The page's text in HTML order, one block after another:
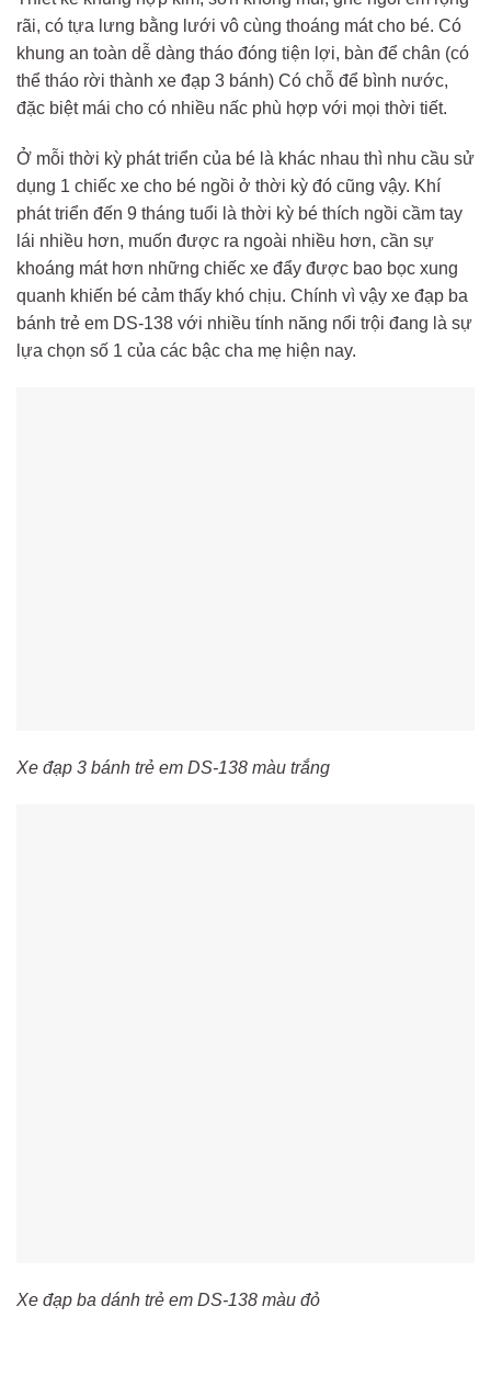
rãi, có tựa lưng bằng lưới vô cùng thoáng mát cho bé. Có
khung an toàn dễ dàng tháo đóng tiện lợi, bàn để chân (có
thể tháo rời thành xe đạp 3 bánh) Có chỗ để bình nước,
đặc biệt mái cho có nhiều nấc phù hợp với mọi thời tiết.
Ở mỗi thời kỳ phát triển của bé là khác nhau thì nhu cầu sử
dụng 1 chiếc xe cho bé ngồi ở thời kỳ đó cũng vậy. Khí
phát triển đến 9 tháng tuổi là thời kỳ bé thích ngồi cầm tay
lái nhiều hơn, muốn được ra ngoài nhiều hơn, cần sự
khoáng mát hơn những chiếc xe đẩy được bao bọc xung
quanh khiến bé cảm thấy khó chịu. Chính vì vậy xe đạp ba
bánh trẻ em DS-138 với nhiều tính năng nổi trội đang là sự
lựa chọn số 1 của các bậc cha mẹ hiện nay.
Xe đạp 3 bánh trẻ em DS-138 màu trắng
Xe đạp ba dánh trẻ em DS-138 màu đỏ